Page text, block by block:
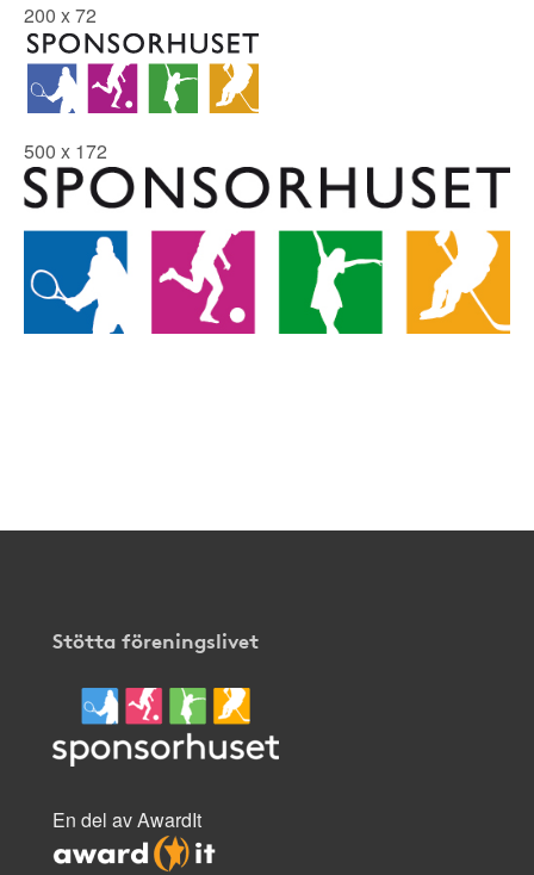
200 x 72
500 x 172
Stötta föreningslivet
En del av AwardIt